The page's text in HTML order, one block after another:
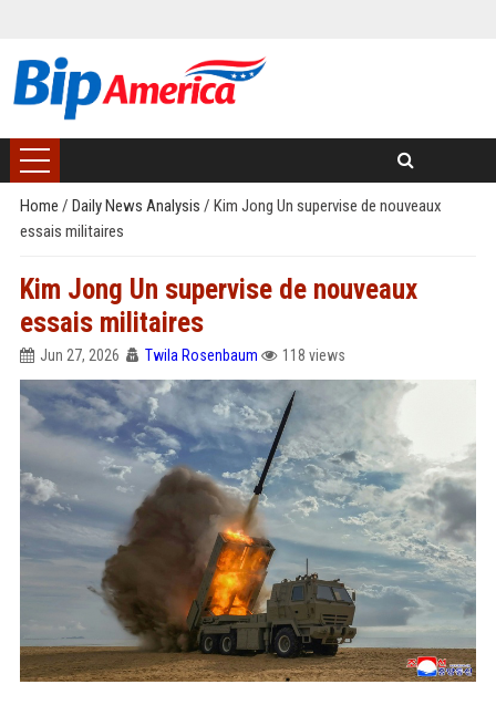
Home / Daily News Analysis / Kim Jong Un supervise de nouveaux
essais militaires
Kim Jong Un supervise de nouveaux
essais militaires
Jun 27, 2026 Twila Rosenbaum 118 views